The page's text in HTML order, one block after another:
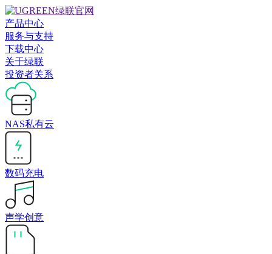
产品中心
服务与支持
下载中心
关于绿联
投资者关系
NAS私有云
数码充电
声学创意